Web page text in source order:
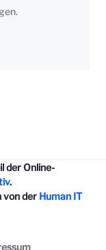
der Online-
.
von der Human IT